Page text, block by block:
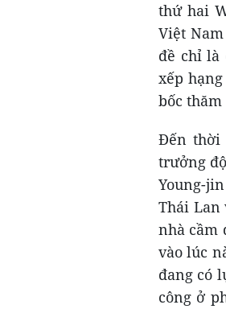
thứ hai
Việt
đề chỉ là
xếp
bốc thăm
Đến thời
trưởng
Young-
Thái Lan
nhà cầm
vào lúc
đang có
công ở